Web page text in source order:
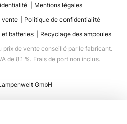
Mentions légales
vente
Politique de confidentialité
et batteries
Recyclage des ampoules
prix de vente conseillé par le fabricant.
de 8.1 %. Frais de port non inclus.
GmbH